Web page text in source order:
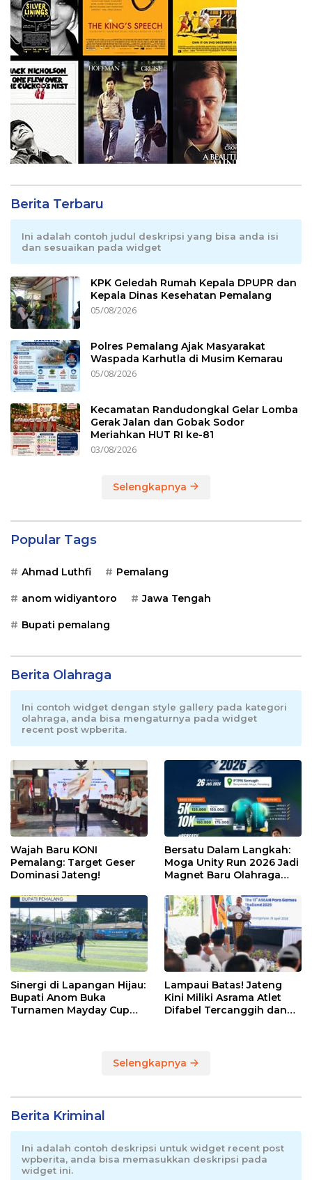
Berita Terbaru
Ini adalah contoh judul deskripsi yang bisa anda isi
dan sesuaikan pada widget
KPK Geledah Rumah Kepala DPUPR dan
Kepala Dinas Kesehatan Pemalang
05/08/2026
Polres Pemalang Ajak Masyarakat
Waspada Karhutla di Musim Kemarau
05/08/2026
Kecamatan Randudongkal Gelar Lomba
Gerak Jalan dan Gobak Sodor
Meriahkan HUT RI ke-81
03/08/2026
Selengkapnya
Popular Tags
Ahmad Luthfi Pemalang
anom widiyantoro Jawa Tengah
Bupati pemalang
Berita Olahraga
Ini contoh widget dengan style gallery pada kategori
olahraga, anda bisa mengaturnya pada widget
recent post wpberita.
Wajah Baru KONI
Pemalang: Target Geser
Dominasi Jateng!
Bersatu Dalam Langkah:
Moga Unity Run 2026 Jadi
Magnet Baru Olahraga
Sinergi di Lapangan Hijau:
Bupati Anom Buka
Turnamen Mayday Cup
Lampaui Batas! Jateng
Kini Miliki Asrama Atlet
Difabel Tercanggih dan
Selengkapnya
Berita Kriminal
Ini adalah contoh deskripsi untuk widget recent post
wpberita, anda bisa memasukkan deskripsi pada
widget ini.